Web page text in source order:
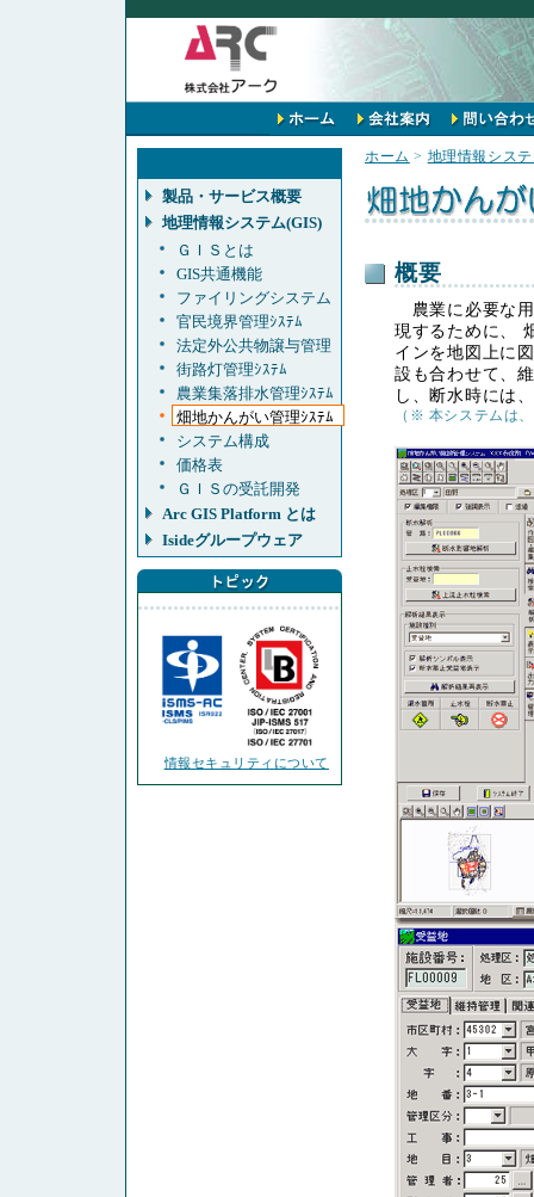
製品・サービス概要
地理情報システム(GIS)
ＧＩＳとは
GIS共通機能
ファイリングシステム
官民境界管理ｼｽﾃﾑ
法定外公共物譲与管理
街路灯管理ｼｽﾃﾑ
農業集落排水管理ｼｽﾃﾑ
畑地かんがい管理ｼｽﾃﾑ
システム構成
価格表
ＧＩＳの受託開発
Arc GIS Platform とは
Isideグループウェア
情報セキュリティについて
ホーム > 地理情報シス
概要
農業に必要な用
現するために、
インを地図上に
設も合わせて、
し、断水時には
（※ 本システムは